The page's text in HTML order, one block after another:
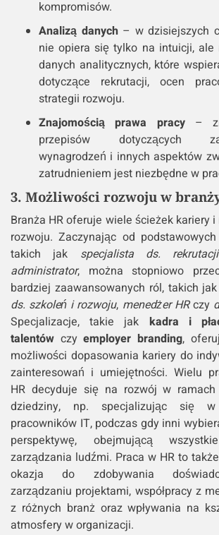
kompromisów.
Analizą danych– w dzisiejszych
nie opiera się tylko na intuicji, ale
danych analitycznych, które
dotyczące rekrutacji, ocen
strategii rozwoju.
Znajomością prawa pracy–
przepisów dotyczących
wynagrodzeń i innych aspektów
zatrudnieniem jest niezbędne w
3. Możliwości rozwoju w
Branża HR oferuje wiele ścieżek kariery
rozwoju. Zaczynając od
takich jak specjalista ds. rekrutacji
administrator, można stopniowo
bardziej zaawansowanych ról, takich jak
ds. szkoleń i rozwoju, menedżer HRczy
Specjalizacje, takie jak kadra i
talentów czyemployer branding,
możliwości dopasowania kariery do
zainteresowań i umiejętności. Wielu
HR decyduje się na rozwój w ramach
dziedziny, np. specjalizując się w
pracowników IT, podczas gdy inni
perspektywę, obejmującą
zarządzania ludźmi. Praca w HR to
okazja do zdobywania
zarządzaniu projektami, współpracy z
z różnych branż oraz wpływania na
atmosfery w organizacji.